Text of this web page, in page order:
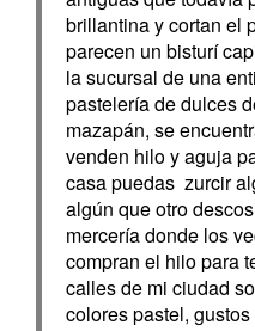
brillantina y cortan el
parecen un bisturí
la sucursal de una
pastelería de dulces
mazapán, se
venden hilo y aguja
casa puedas zurcir
algún que otro
mercería donde los
compran el hilo para
calles de mi ciudad
colores pastel,